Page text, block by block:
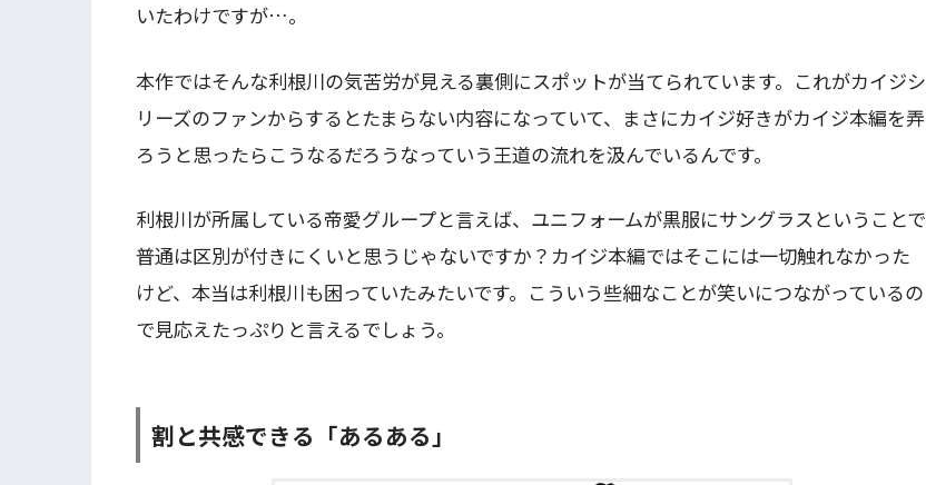
いたわけですが…。
本作ではそんな利根川の気苦労が見える裏側にスポットが当てられています。これがカイジシ
リーズのファンからするとたまらない内容になっていて、まさにカイジ好きがカイジ本編を弄
ろうと思ったらこうなるだろうなっていう王道の流れを汲んでいるんです。
利根川が所属している帝愛グループと言えば、ユニフォームが黒服にサングラスということで
普通は区別が付きにくいと思うじゃないですか？カイジ本編ではそこには一切触れなかった
けど、本当は利根川も困っていたみたいです。こういう些細なことが笑いにつながっているの
で見応えたっぷりと言えるでしょう。
割と共感できる「あるある」